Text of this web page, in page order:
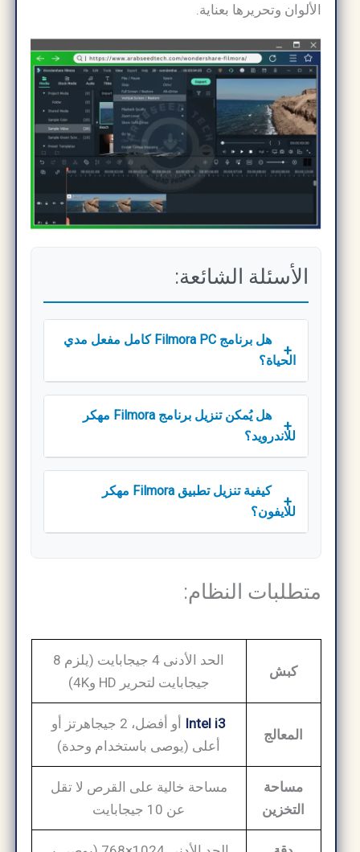
الألوان وتحريرها بعناية.
الأسئلة الشائعة:
هل برنامج Filmora PC كامل مفعل مدي
الحياة؟
+
هل يُمكن تنزيل برنامج Filmora مهكر
للاندرويد؟
+
كيفية تنزيل تطبيق Filmora مهكر
للايفون؟
+
متطلبات النظام:
كبش
الحد الأدنى 4 جيجابايت (يلزم 8
جيجابايت لتحرير HD و4K)
المعالج
Intel i3
أو أفضل، 2 جيجاهرتز أو
أعلى (يوصى باستخدام وحدة)
مساحة
التخزين
مساحة خالية على القرص لا تقل
عن 10 جيجابايت